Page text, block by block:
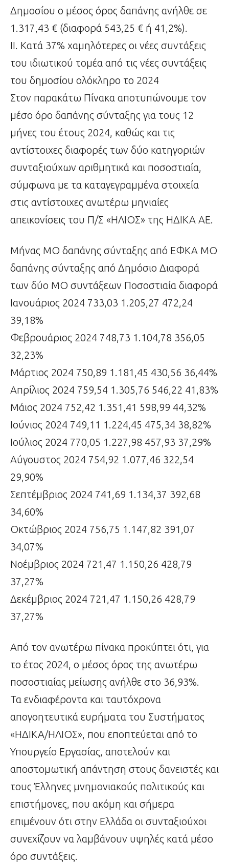
Δημοσίου ο μέσος όρος δαπάνης ανήλθε σε
1.317,43 € (διαφορά 543,25 € ή 41,2%).
ΙΙ. Κατά 37% χαμηλότερες οι νέες συντάξεις
του ιδιωτικού τομέα από τις νέες συντάξεις
του δημοσίου ολόκληρο το 2024
Στον παρακάτω Πίνακα αποτυπώνουμε τον
μέσο όρο δαπάνης σύνταξης για τους 12
μήνες του έτους 2024, καθώς και τις
αντίστοιχες διαφορές των δύο κατηγοριών
συνταξιούχων αριθμητικά και ποσοστιαία,
σύμφωνα με τα καταγεγραμμένα στοιχεία
στις αντίστοιχες ανωτέρω μηνιαίες
απεικονίσεις του Π/Σ «ΗΛΙΟΣ» της ΗΔΙΚΑ ΑΕ.
Μήνας ΜΟ δαπάνης σύνταξης από ΕΦΚΑ ΜΟ
δαπάνης σύνταξης από Δημόσιο Διαφορά
των δύο ΜΟ συντάξεων Ποσοστιαία διαφορά
Ιανουάριος 2024 733,03 1.205,27 472,24
39,18%
Φεβρουάριος 2024 748,73 1.104,78 356,05
32,23%
Μάρτιος 2024 750,89 1.181,45 430,56 36,44%
Απρίλιος 2024 759,54 1.305,76 546,22 41,83%
Μάιος 2024 752,42 1.351,41 598,99 44,32%
Ιούνιος 2024 749,11 1.224,45 475,34 38,82%
Ιούλιος 2024 770,05 1.227,98 457,93 37,29%
Αύγουστος 2024 754,92 1.077,46 322,54
29,90%
Σεπτέμβριος 2024 741,69 1.134,37 392,68
34,60%
Οκτώβριος 2024 756,75 1.147,82 391,07
34,07%
Νοέμβριος 2024 721,47 1.150,26 428,79
37,27%
Δεκέμβριος 2024 721,47 1.150,26 428,79
37,27%
Από τον ανωτέρω πίνακα προκύπτει ότι, για
το έτος 2024, ο μέσος όρος της ανωτέρω
ποσοστιαίας μείωσης ανήλθε στο 36,93%.
Τα ενδιαφέροντα και ταυτόχρονα
απογοητευτικά ευρήματα του Συστήματος
«ΗΔΙΚΑ/ΗΛΙΟΣ», που εποπτεύεται από το
Υπουργείο Εργασίας, αποτελούν και
αποστομωτική απάντηση στους δανειστές και
τους Έλληνες μνημονιακούς πολιτικούς και
επιστήμονες, που ακόμη και σήμερα
επιμένουν ότι στην Ελλάδα οι συνταξιούχοι
συνεχίζουν να λαμβάνουν υψηλές κατά μέσο
όρο συντάξεις.